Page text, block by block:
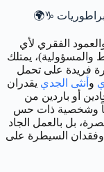
♑️🌍
الفقري لأي
يمتلك
فريدة على تحمل
و أنثى الجدي يقدران
أو باردين من
وشخصية ذات حس
بل بالعمل الجاد
وفقدان السيطرة على